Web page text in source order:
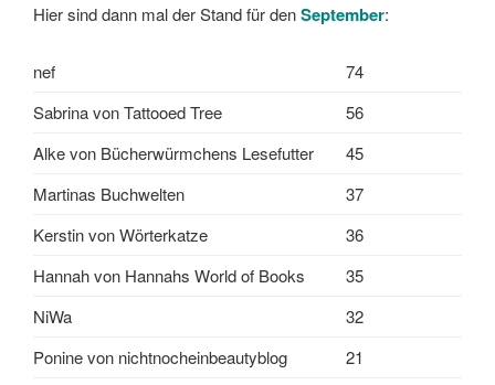
Hier sind dann mal der Stand für denSeptember:
nef
74
Sabrina von Tattooed Tree
56
Alke von Bücherwürmchens Lesefutter
45
Martinas Buchwelten
37
Kerstin von Wörterkatze
36
Hannah von Hannahs World of Books
35
NiWa
32
Ponine von nichtnocheinbeautyblog
21